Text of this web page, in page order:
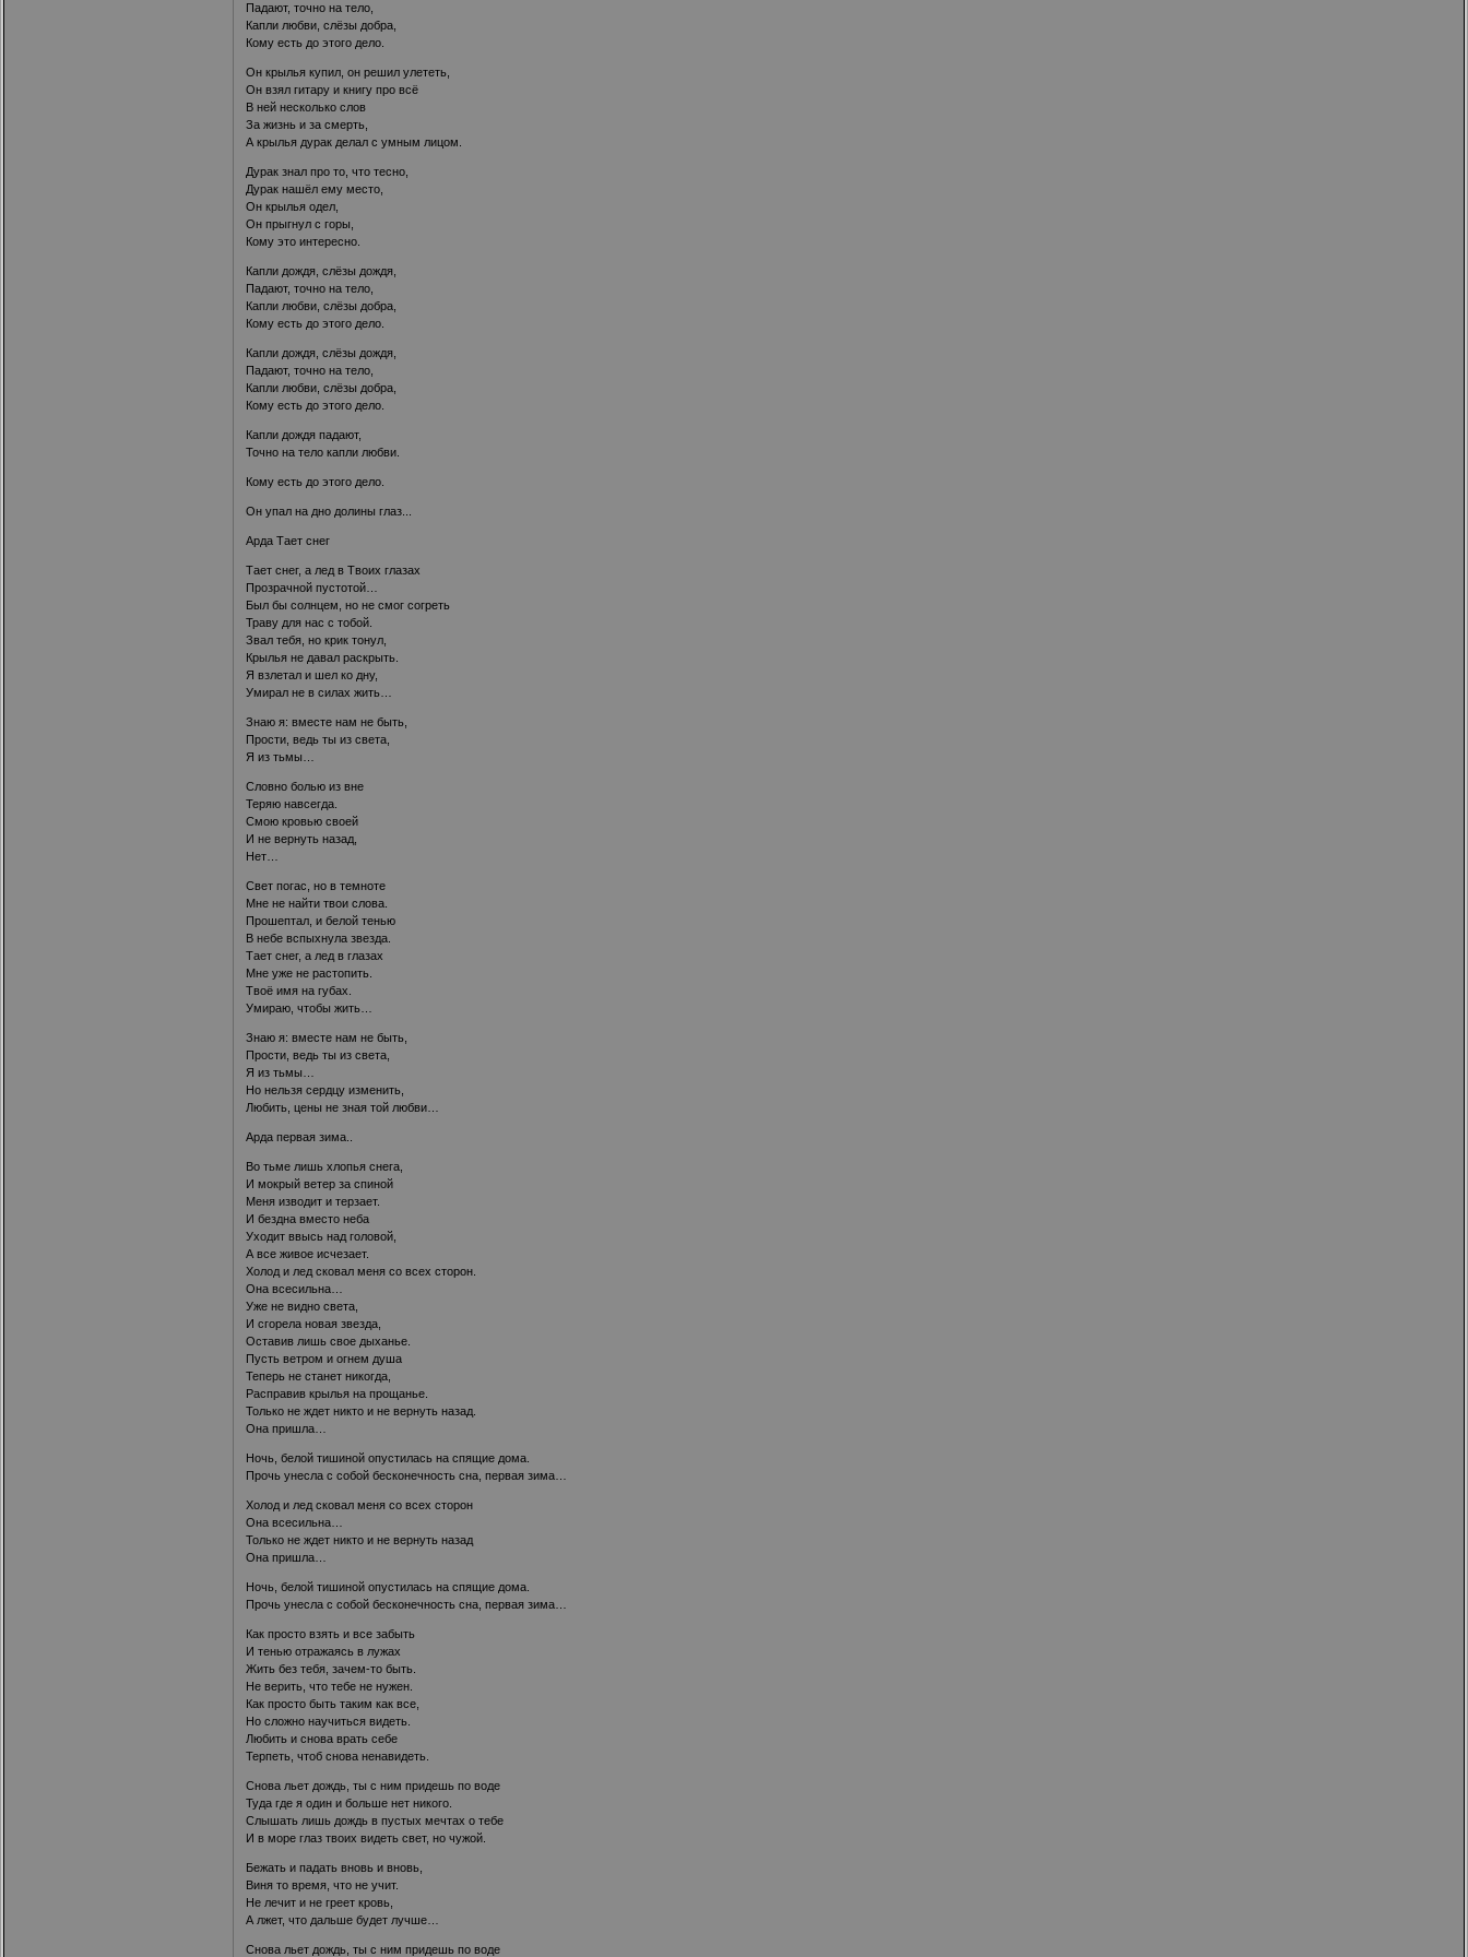
Падают, точно на тело,
Капли любви, слёзы добра,
Кому есть до этого дело.
Он крылья купил, он решил улететь,
Он взял гитару и книгу про всё
В ней несколько слов
За жизнь и за смерть,
А крылья дурак делал с умным лицом.
Дурак знал про то, что тесно,
Дурак нашёл ему место,
Он крылья одел,
Он прыгнул с горы,
Кому это интересно.
Капли дождя, слёзы дождя,
Падают, точно на тело,
Капли любви, слёзы добра,
Кому есть до этого дело.
Капли дождя, слёзы дождя,
Падают, точно на тело,
Капли любви, слёзы добра,
Кому есть до этого дело.
Капли дождя падают,
Точно на тело капли любви.
Кому есть до этого дело.
Он упал на дно долины глаз...
Арда Тает снег
Тает снег, а лед в Твоих глазах
Прозрачной пустотой…
Был бы солнцем, но не смог согреть
Траву для нас с тобой.
Звал тебя, но крик тонул,
Крылья не давал раскрыть.
Я взлетал и шел ко дну,
Умирал не в силах жить…
Знаю я: вместе нам не быть,
Прости, ведь ты из света,
Я из тьмы…
Словно болью из вне
Теряю навсегда.
Смою кровью своей
И не вернуть назад,
Нет…
Свет погас, но в темноте
Мне не найти твои слова.
Прошептал, и белой тенью
В небе вспыхнула звезда.
Тает снег, а лед в глазах
Мне уже не растопить.
Твоё имя на губах.
Умираю, чтобы жить…
Знаю я: вместе нам не быть,
Прости, ведь ты из света,
Я из тьмы…
Но нельзя сердцу изменить,
Любить, цены не зная той любви…
Арда первая зима..
Во тьме лишь хлопья снега,
И мокрый ветер за спиной
Меня изводит и терзает.
И бездна вместо неба
Уходит ввысь над головой,
А все живое исчезает.
Холод и лед сковал меня со всех сторон.
Она всесильна…
Уже не видно света,
И сгорела новая звезда,
Оставив лишь свое дыханье.
Пусть ветром и огнем душа
Теперь не станет никогда,
Расправив крылья на прощанье.
Только не ждет никто и не вернуть назад.
Она пришла…
Ночь, белой тишиной опустилась на спящие дома.
Прочь унесла с собой бесконечность сна, первая зима…
Холод и лед сковал меня со всех сторон
Она всесильна…
Только не ждет никто и не вернуть назад
Она пришла…
Ночь, белой тишиной опустилась на спящие дома.
Прочь унесла с собой бесконечность сна, первая зима…
Как просто взять и все забыть
И тенью отражаясь в лужах
Жить без тебя, зачем-то быть.
Не верить, что тебе не нужен.
Как просто быть таким как все,
Но сложно научиться видеть.
Любить и снова врать себе
Терпеть, чтоб снова ненавидеть.
Снова льет дождь, ты с ним придешь по воде
Туда где я один и больше нет никого.
Слышать лишь дождь в пустых мечтах о тебе
И в море глаз твоих видеть свет, но чужой.
Бежать и падать вновь и вновь,
Виня то время, что не учит.
Не лечит и не греет кровь,
А лжет, что дальше будет лучше…
Снова льет дождь, ты с ним придешь по воде